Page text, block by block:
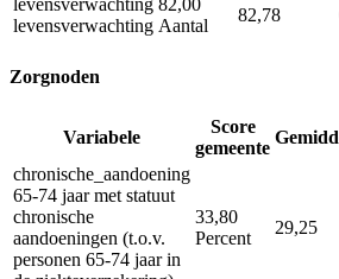
levensverwachting
levensverwachting
82,00
Aantal
82,78
Zorgnoden
Variabele
Score
gemeente
chronische_aandoening
65-74 jaar met statuut
chronische
aandoeningen (t.o.v.
personen 65-74 jaar in
33,80
Percent
29,25